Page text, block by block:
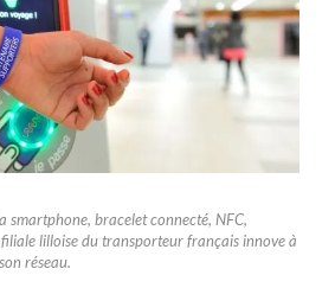
smartphone, bracelet connecté, NFC,
lilloise du transporteur français innove à
réseau.